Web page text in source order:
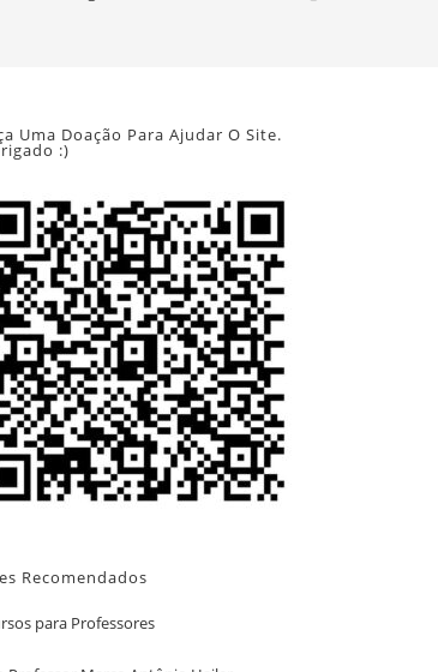
Uma Doação Para Ajudar O Site.
:)
Recomendados
para Professores